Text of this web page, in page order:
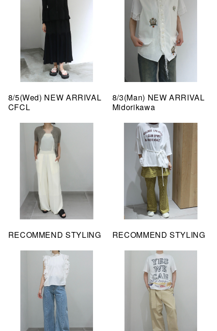
8/5(Wed) NEW ARRIVAL
CFCL
8/3(Man) NEW ARRIVAL
Midorikawa
RECOMMEND STYLING RECOMMEND STYLING